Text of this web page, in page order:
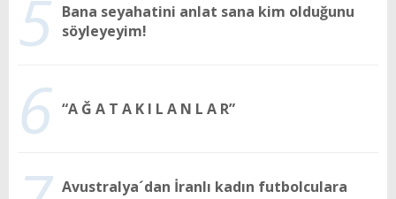
5 Bana seyahatini anlat sana kim olduğunu
söyleyeyim!
6 “A Ğ A T A K I L A N L A R”
Avustralya´dan İranlı kadın futbolculara